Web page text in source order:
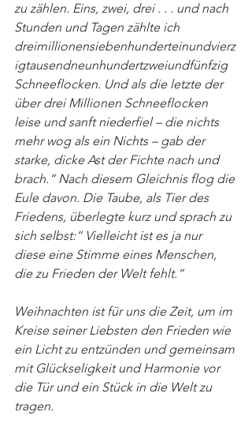
zu zählen. Eins, zwei, drei . . . und nach
Stunden und Tagen zählte ich
dreimillionensiebenhunderteinundvierz
igtausendneunhundertzweiundfünfzig
Schneeflocken. Und als die letzte der
über drei Millionen Schneeflocken
leise und sanft niederfiel – die nichts
mehr wog als ein Nichts – gab der
starke, dicke Ast der Fichte nach und
brach.“ Nach diesem Gleichnis flog die
Eule davon. Die Taube, als Tier des
Friedens, überlegte kurz und sprach zu
sich selbst:“ Vielleicht ist es ja nur
diese eine Stimme eines Menschen,
die zu Frieden der Welt fehlt.“
Weihnachten ist für uns die Zeit, um im
Kreise seiner Liebsten den Frieden wie
ein Licht zu entzünden und gemeinsam
mit Glückseligkeit und Harmonie vor
die Tür und ein Stück in die Welt zu
tragen.